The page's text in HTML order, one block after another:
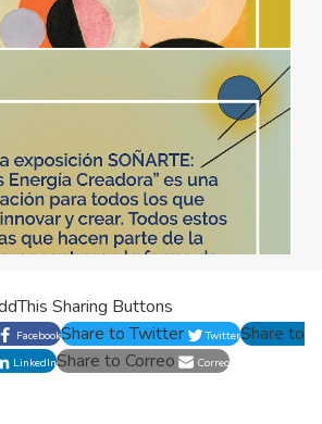
Sharing Buttons
FacebookShare to Twitter TwitterShare to
LinkedInShare to Correo Correo